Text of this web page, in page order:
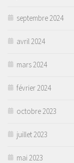
septembre 2024
avril 2024
mars 2024
février 2024
octobre 2023
juillet 2023
mai 2023